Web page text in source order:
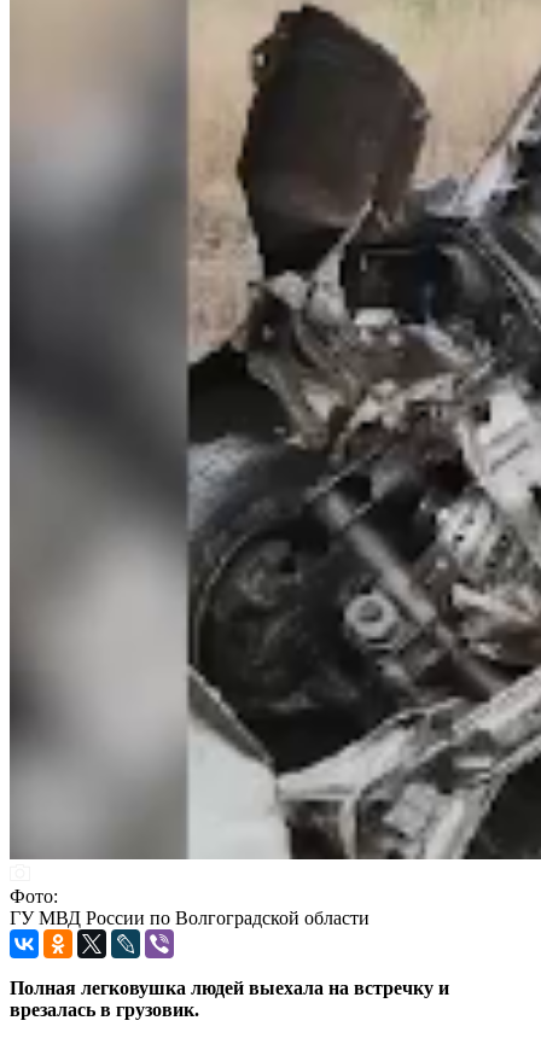
Фото:
ГУ МВД России по Волгоградской области
Полная легковушка людей выехала на встречку и
врезалась в грузовик.